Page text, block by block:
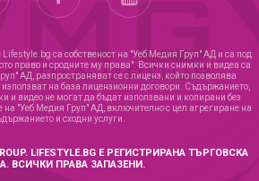
са собственост на "Уеб Медия Груп" АД и са под
право и сродните му права". Всички снимки и видеа са
АД, разпространяват се с лиценз, който позволява
на база лицензионни договори. Съдържанието,
и видео не могат да бъдат използвани и копирани без
"Уеб Медия Груп" АД, включително с цел агрегиране на
и сходни услуги.
LIFESTYLE.BG Е РЕГИСТРИРАНА ТЪРГОВСКА
ВСИЧКИ ПРАВА ЗАПАЗЕНИ.